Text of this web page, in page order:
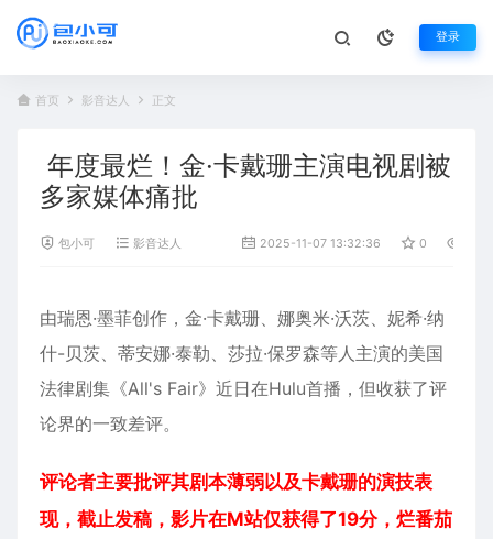
登录
首页 影音达人 正文
年度最烂！金·卡戴珊主演电视剧被
多家媒体痛批
包小可 影音达人 2025-11-07 13:32:36 0
由瑞恩·墨菲创作，金·卡戴珊、娜奥米·沃茨、妮希·纳
什-贝茨、蒂安娜·泰勒、莎拉·保罗森等人主演的美国
法律剧集《All's Fair》近日在Hulu首播，但收获了评
论界的一致差评。
评论者主要批评其剧本薄弱以及卡戴珊的演技表
现，截止发稿，影片在M站仅获得了19分，烂番茄